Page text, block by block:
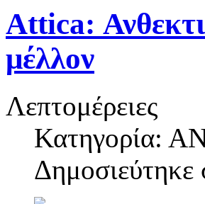
Attica:
μέλλον
Λεπτομέρειες
Κατηγορία:
Δημοσιεύτηκε